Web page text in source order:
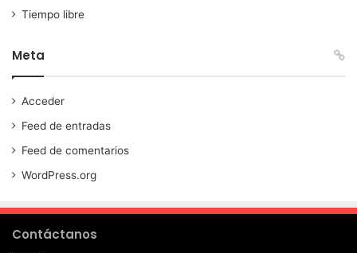
Tiempo libre
Meta
Acceder
Feed de entradas
Feed de comentarios
WordPress.org
Contáctanos